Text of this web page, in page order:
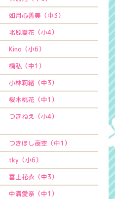
如月心善美（中3）
北原夏花（小4）
Kino（小6）
楠私（中1）
小林莉緒（中3）
桜木桃花（中1）
つきねえ（小4）
つきほし夜空（中1）
tky（小6）
冨上花衣（中3）
中溝愛奈（中1）